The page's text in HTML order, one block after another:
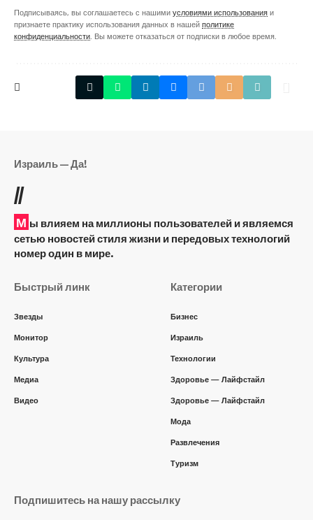
Подписываясь, вы соглашаетесь с нашими условиями использования и
признаете практику использования данных в нашей политике
конфиденциальности . Вы можете отказаться от подписки в любое время.
Израиль — Да!
//
М ы влияем на миллионы пользователей и являемся
сетью новостей стиля жизни и передовых технологий
номер один в мире.
Быстрый линк
Звезды
Монитор
Культура
Медиа
Видео
Категории
Бизнес
Израиль
Технологии
Здоровье — Лайфстайл
Здоровье — Лайфстайл
Мода
Развлечения
Туризм
Подпишитесь на нашу рассылку